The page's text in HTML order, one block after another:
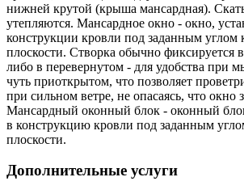
нижней крутой (крыша мансардная).
утепляются. Мансардное окно - окно,
конструкции кровли под заданным углом
плоскости. Створка обычно фиксируется
либо в перевернутом - для удобства при
чуть приоткрытом, что позволяет
при сильном ветре, не опасаясь, что окно
Мансардный оконный блок - оконный
в конструкцию кровли под заданным
плоскости.
Дополнительные услуги